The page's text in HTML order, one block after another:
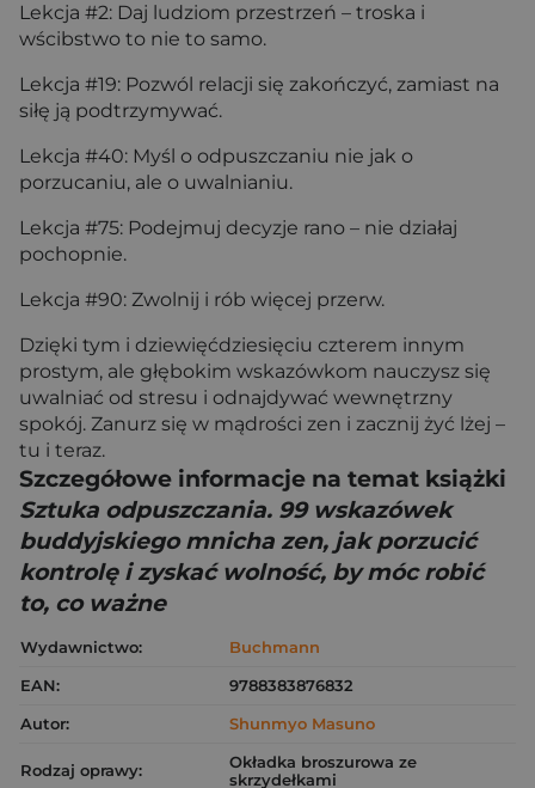
Lekcja #2: Daj ludziom przestrzeń – troska i
wścibstwo to nie to samo.
Lekcja #19: Pozwól relacji się zakończyć, zamiast na
siłę ją podtrzymywać.
Lekcja #40: Myśl o odpuszczaniu nie jak o
porzucaniu, ale o uwalnianiu.
Lekcja #75: Podejmuj decyzje rano – nie działaj
pochopnie.
Lekcja #90: Zwolnij i rób więcej przerw.
Dzięki tym i dziewięćdziesięciu czterem innym
prostym, ale głębokim wskazówkom nauczysz się
uwalniać od stresu i odnajdywać wewnętrzny
spokój. Zanurz się w mądrości zen i zacznij żyć lżej –
tu i teraz.
Szczegółowe informacje na temat książki
Sztuka odpuszczania. 99 wskazówek
buddyjskiego mnicha zen, jak porzucić
kontrolę i zyskać wolność, by móc robić
to, co ważne
Wydawnictwo:
Buchmann
EAN:
9788383876832
Autor:
Shunmyo Masuno
Rodzaj oprawy:
Okładka broszurowa ze
skrzydełkami